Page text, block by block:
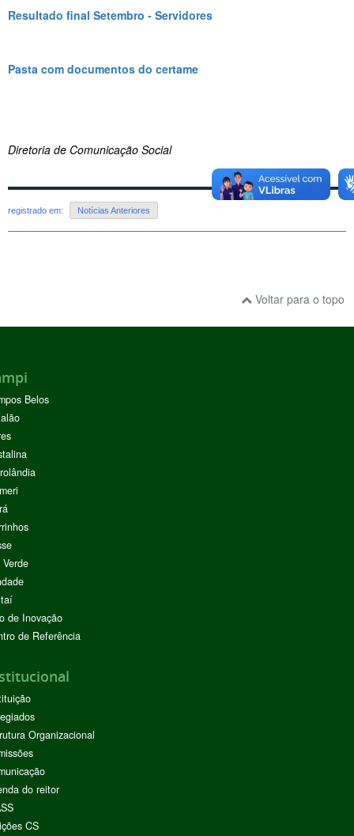
Resultado final Setembro - Servidores
Pasta com documentos do certame
Diretoria de Comunicação Social
registrado em: Notícias Anteriores
Voltar para o topo
Belos
de Inovação
de Referência
Organizacional
do reitor
CS